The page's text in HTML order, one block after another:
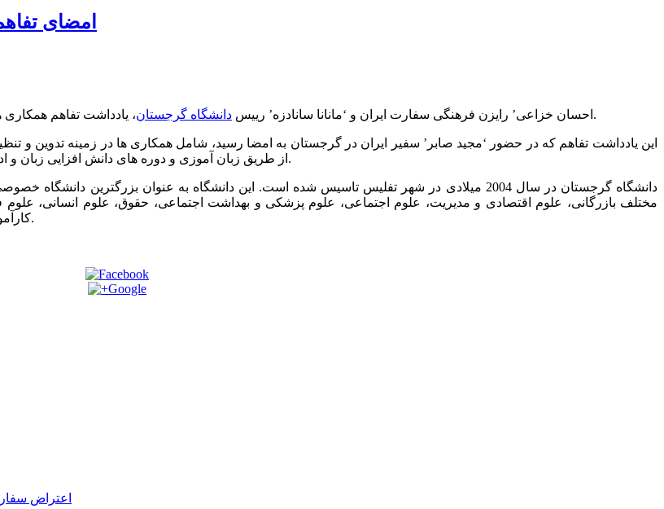
امضای
‘احسان خزاعی’ رایزن فرهنگی سفارت ایران و ‘مانانا سانادزه’ رییس دانشگاه گرجستان ، یادداشت تفاهم همکاری های علمی، آموزشی را با هدف ارتقاء همکاری های آتی دو جانبه، به امضا رساندند.
این یادداشت تفاهم که در حضور ‘مجید صابر’ سفیر ایران در گرجستان به امضا رسید، شامل همکاری ها در زمینه تدوین و
از طریق زبان آموزی و دوره های دانش افزایی زبان و ادبیات فارسی و همچنین پرورش ایران شناسان متخصص در سطوح عالی می باشد.
مختلف بازرگانی، علوم اقتصادی و مدیریت، علوم اجتماعی، علوم پزشکی و بهداشت اجتماعی، حقوق، علوم انسانی،
کارآموزی تخصصی در سه مقطع کارشناسی، کارشناسی ارشد و دکترا دانشجو می‌پذیرد.
اعتراض